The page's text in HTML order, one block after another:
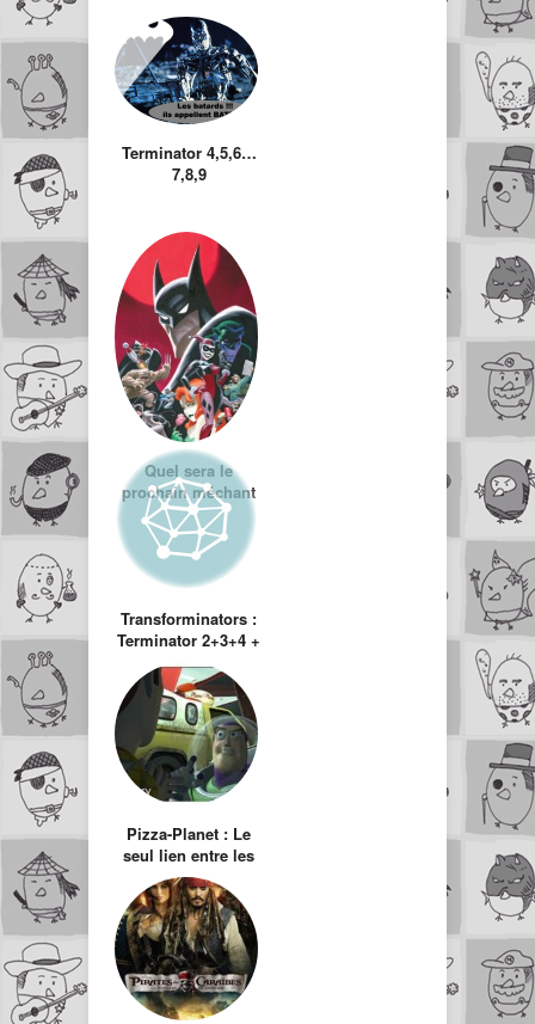
Terminator 4,5,6…
7,8,9
Quel sera le
prochain méchant
dans le Batman de
Nolan ?
Transforminators :
Terminator 2+3+4 +
Transformers 2
Pizza-Planet : Le
seul lien entre les
films Pixar